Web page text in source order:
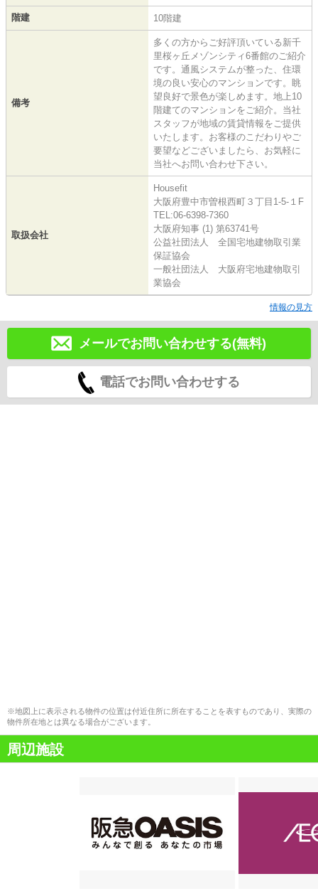
階建 10階建
備考
多くの方からご好評頂いている新千
里桜ヶ丘メゾンシティ6番館のご紹介
です。通風システムが整った、住環
境の良い安心のマンションです。眺
望良好で景色が楽しめます。地上10
階建てのマンションをご紹介。当社
スタッフが地域の賃貸情報をご提供
いたします。お客様のこだわりやご
要望などございましたら、お気軽に
当社へお問い合わせ下さい。
取扱会社
Housefit
大阪府豊中市曽根西町３丁目1-5-１F
TEL:06-6398-7360
大阪府知事 (1) 第63741号
公益社団法人 全国宅地建物取引業
保証協会
一般社団法人 大阪府宅地建物取引
業協会
情報の見方
メールでお問い合わせする(無料)
電話でお問い合わせする
※地図上に表示される物件の位置は付近住所に所在することを表すものであり、実際の
物件所在地とは異なる場合がございます。
周辺施設